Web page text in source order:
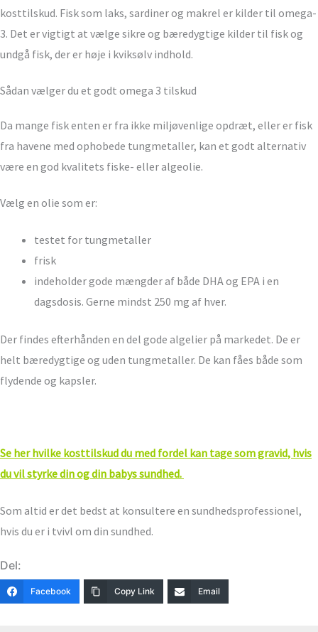
kosttilskud. Fisk som laks, sardiner og makrel er kilder til omega-
3. Det er vigtigt at vælge sikre og bæredygtige kilder til fisk og
undgå fisk, der er høje i kviksølv indhold.
Sådan vælger du et godt omega 3 tilskud
Da mange fisk enten er fra ikke miljøvenlige opdræt, eller er fisk
fra havene med ophobede tungmetaller, kan et godt alternativ
være en god kvalitets fiske- eller algeolie.
Vælg en olie som er:
testet for tungmetaller
frisk
indeholder gode mængder af både DHA og EPA i en
dagsdosis. Gerne mindst 250 mg af hver.
Der findes efterhånden en del gode algelier på markedet. De er
helt bæredygtige og uden tungmetaller. De kan fåes både som
flydende og kapsler.
Se her hvilke kosttilskud du med fordel kan tage som gravid, hvis
du vil styrke din og din babys sundhed.
Som altid er det bedst at konsultere en sundhedsprofessionel,
hvis du er i tvivl om din sundhed.
Del:
Facebook Copy Link Email